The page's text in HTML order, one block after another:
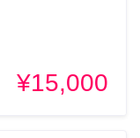
¥15,000